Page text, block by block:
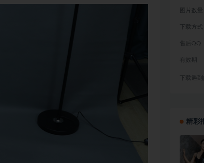
图片数量
下载方式
售后QQ
有效期
下载遇
精彩